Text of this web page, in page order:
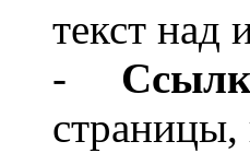
текст над
-
страницы,